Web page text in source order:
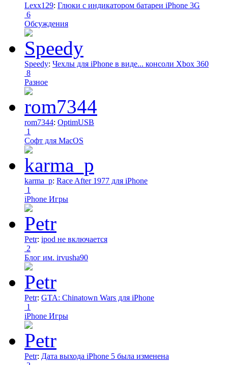
Lexx129: Глюки с индикатором батареи iPhone 3G
6
Обсуждения
Speedy: Чехлы для iPhone в виде... консоли Xbox 360
8
Разное
rom7344: OptimUSB
1
Софт для MacOS
karma_p: Race After 1977 для iPhone
1
iPhone Игры
Petr: ipod не включается
2
Блог им. irvusha90
Petr: GTA: Chinatown Wars для iPhone
1
iPhone Игры
Petr: Дата выхода iPhone 5 была изменена